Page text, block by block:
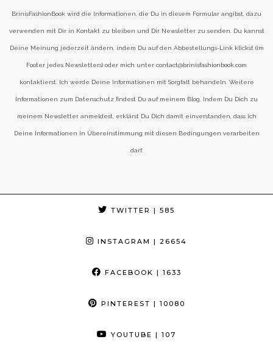
BrinisFashionBook wird die Informationen, die Du in diesem Formular angibst, dazu
verwenden mit Dir in Kontakt zu bleiben und Dir Newsletter zu senden. Du kannst
Deine Meinung jederzeit ändern, indem Du auf den Abbestellungs-Link klickst (im
Footer jedes Newsletters) oder mich unter contact@brinisfashionbook.com
kontaktierst. Ich werde Deine Informationen mit Sorgfalt behandeln. Weitere
Informationen zum Datenschutz findest Du auf meinem Blog. Indem Du Dich zu
meinem Newsletter anmeldest, erklärst Du Dich damit einverstanden, dass ich
Deine Informationen in Übereinstimmung mit diesen Bedingungen verarbeiten
darf.
TWITTER | 585
INSTAGRAM | 26654
FACEBOOK | 1633
PINTEREST | 10080
YOUTUBE | 107